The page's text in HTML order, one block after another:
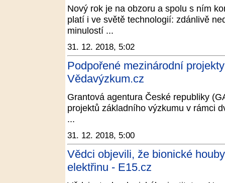
Nový rok je na obzoru a spolu s ním
platí i ve světě technologií: zdánlivě
minulostí ...
31. 12. 2018, 5:02
Podpořené mezinárodní
Vědavýzkum.cz
Grantová agentura České republiky
projektů základního výzkumu v rámci
...
31. 12. 2018, 5:00
Vědci objevili, že bionické
elektřinu - E15.cz